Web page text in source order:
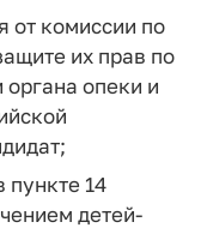
от комиссии по
их прав по
опеки и
пункте 14
детей-